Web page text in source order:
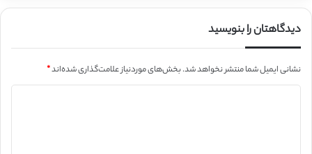
دیدگاهتان را بنویسید
نشانی ایمیل شما منتشر نخواهد شد.بخش‌های موردنیاز علامت‌گذاری شده‌اند*